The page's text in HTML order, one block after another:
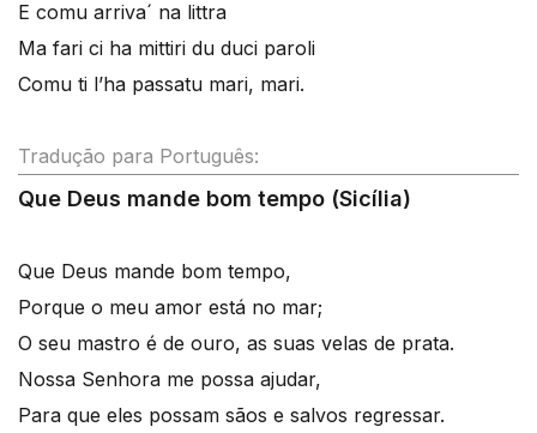
E comu arriva´ na littra
Ma fari ci ha mittiri du duci paroli
Comu ti l’ha passatu mari, mari.
Tradução para Português:
Que Deus mande bom tempo (Sicília)
Que Deus mande bom tempo,
Porque o meu amor está no mar;
O seu mastro é de ouro, as suas velas de prata.
Nossa Senhora me possa ajudar,
Para que eles possam sãos e salvos regressar.